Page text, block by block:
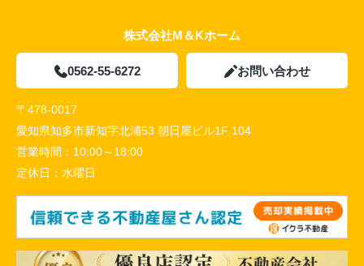
株式会社M＆Kホーム
0562-55-6272 お問い合わせ
〒478-0017
愛知県知多市新知字北浦53 朝日屋ビル1F 104
営業時間： 10:00～18:00
定休日： 水曜日